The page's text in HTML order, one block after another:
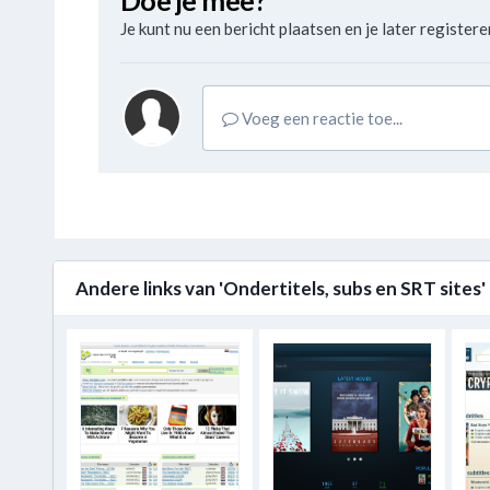
Je kunt nu een bericht plaatsen en je later
Voeg een reactie toe...
Andere links van 'Ondertitels, subs en SRT sites'